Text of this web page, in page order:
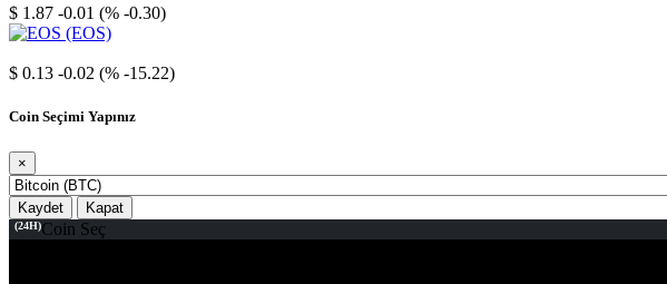
$ 1.87 -0.01 (% -0.30)
$ 0.13 -0.02 (% -15.22)
Coin Seçimi Yapınız
×
Kaydet Kapat
(24H)Coin Seç